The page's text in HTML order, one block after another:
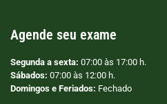
Agende seu exame
Segunda a sexta: 07:00 às 17:00 h.
Sábados: 07:00 às 12:00 h.
Domingos e Feriados: Fechado